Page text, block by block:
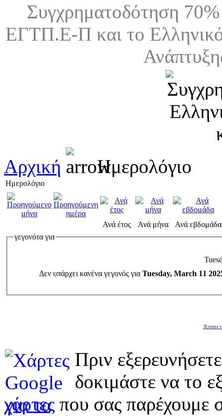
Συγχρηματοδότηση
ΕΓΤΠ.Ε-Π και το
Αρχική Ημερολόγιο
Ημερολόγιο
Ανά έτος Ανά μήνα
Ανά εβδομάδα
γεγονότα για
Δεν υπάρχει κανένα γεγονός για Tuesday, March 11
JEvents
Πριν
δοκιμάστε να το
χάρτες που σας παρέχουμε